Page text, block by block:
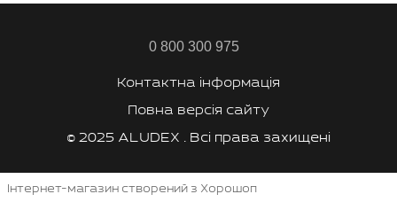
0 800 300 975
Контактна інформація
Повна версія сайту
© 2025 ALUDEX . Всі права захищені
Інтернет-магазин створений з Хорошоп